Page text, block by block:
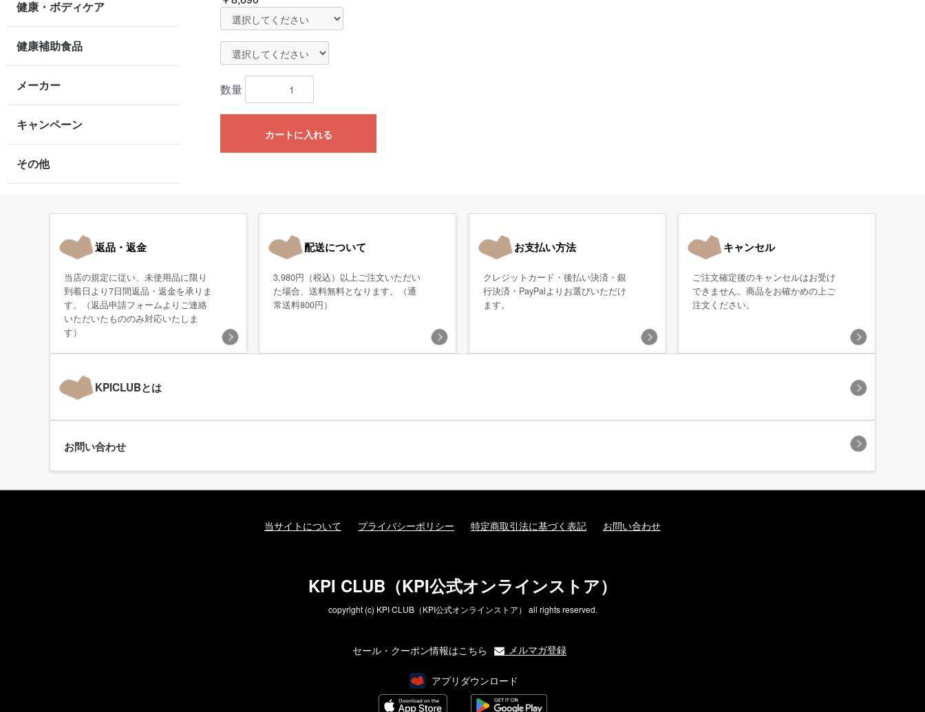
健康・ボディケア
健康補助食品
メーカー
キャンペーン
その他
数量
カートに入れる
返品・返金
当店の規定に従い、未使用品に限り
到着日より7日間返品・返金を承りま
す。（返品申請フォームよりご連絡
いただいたもののみ対応いたしま
す）
配送について
3,980円（税込）以上ご注文いただい
た場合、送料無料となります。（通
常送料800円）
お支払い方法
クレジットカード・後払い決済・銀
行決済・PayPalよりお選びいただけ
ます。
キャンセル
ご注文確定後のキャンセルはお受け
できません。商品をお確かめの上ご
注文ください。
KPICLUBとは
お問い合わせ
当サイトについて プライバシーポリシー 特定商取引法に基づく表記 お問い合わせ
KPI CLUB（KPI公式オンラインストア）
copyright (c) KPI CLUB（KPI公式オンラインストア） all rights reserved.
セール・クーポン情報はこちら メルマガ登録
アプリダウンロード